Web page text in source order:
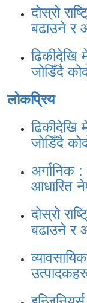
दोस्रो
बढाउने र
ढिकीदेखि
जोडिँदै
लोकप्रिय
ढिकीदेखि
जोडिँदै
अर्गानिक :
आधारित
दोस्रो
बढाउने र